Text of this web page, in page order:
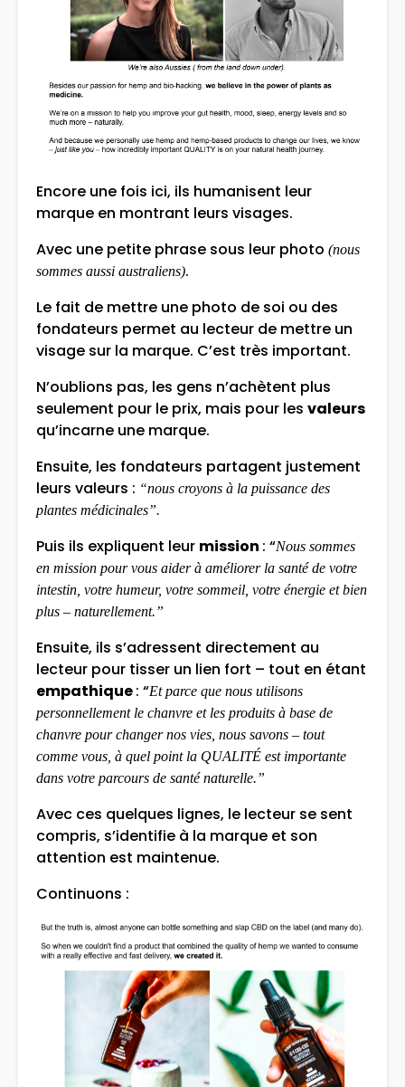
Encore une fois ici, ils humanisent leur
marque en montrant leurs visages.
Avec une petite phrase sous leur photo (nous
sommes aussi australiens).
Le fait de mettre une photo de soi ou des
fondateurs permet au lecteur de mettre un
visage sur la marque. C’est très important.
N’oublions pas, les gens n’achètent plus
seulement pour le prix, mais pour les valeurs
qu’incarne une marque.
Ensuite, les fondateurs partagent justement
leurs valeurs : “nous croyons à la puissance des
plantes médicinales”.
Puis ils expliquent leur mission : “Nous sommes
en mission pour vous aider à améliorer la santé de votre
intestin, votre humeur, votre sommeil, votre énergie et bien
plus – naturellement.”
Ensuite, ils s’adressent directement au
lecteur pour tisser un lien fort – tout en étant
empathique: “Et parce que nous utilisons
personnellement le chanvre et les produits à base de
chanvre pour changer nos vies, nous savons – tout
comme vous, à quel point la QUALITÉ est importante
dans votre parcours de santé naturelle.”
Avec ces quelques lignes, le lecteur se sent
compris, s’identifie à la marque et son
attention est maintenue.
Continuons :